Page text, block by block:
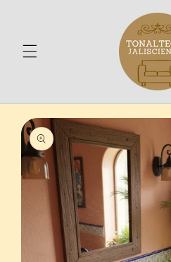
Ir
directamente
a la
información
del producto